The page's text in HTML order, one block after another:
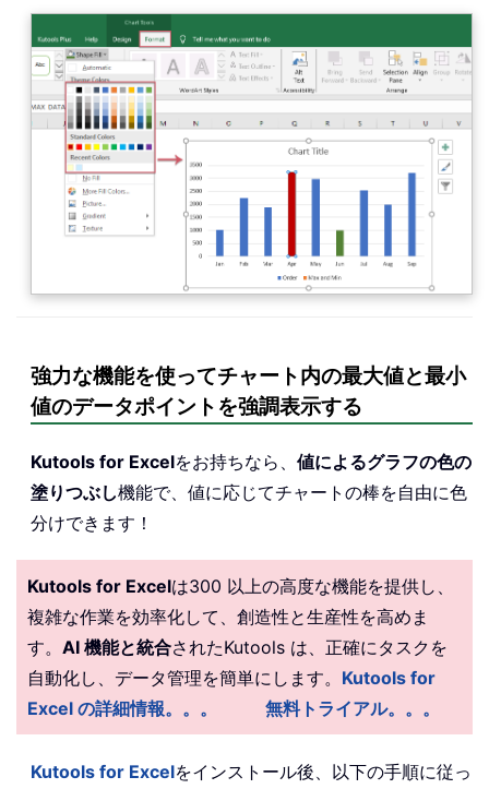
強力な機能を使ってチャート内の最大値と最小
値のデータポイントを強調表示する
Kutools for Excelをお持ちなら、 値によるグラフの色の
塗りつぶし機能で、値に応じてチャートの棒を自由に色
分けできます！
Kutools for Excelは300 以上の高度な機能を提供し、
複雑な作業を効率化して、創造性と生産性を高めま
す。 AI 機能と統合されたKutools は、正確にタスクを
自動化し、データ管理を簡単にします。 Kutools for
Excel の詳細情報。。。
無料トライアル。。。
Kutools for Excelをインストール後、以下の手順に従っ